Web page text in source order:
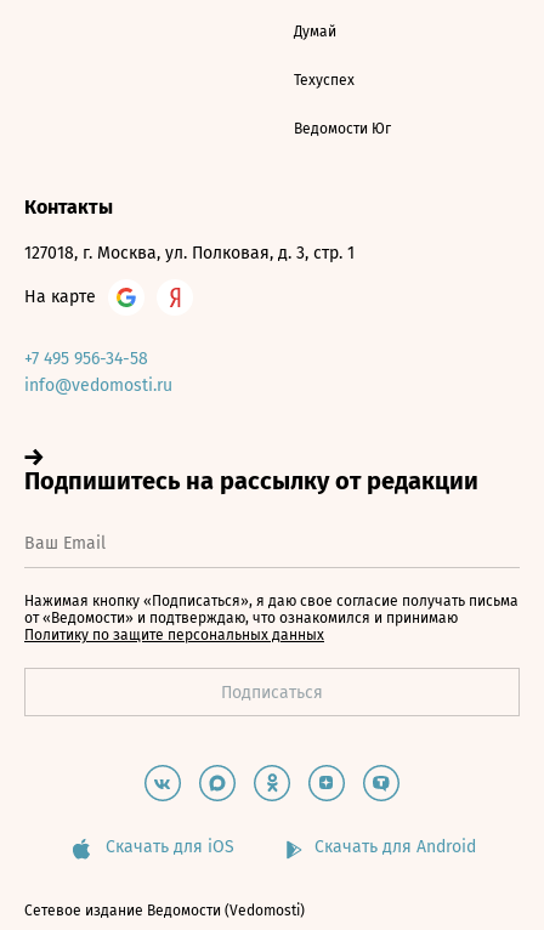
Думай
Техуспех
Ведомости Юг
Контакты
127018, г. Москва, ул. Полковая, д. 3, стр. 1
На карте
+7 495 956-34-58
info@vedomosti.ru
Нажимая кнопку «Подписаться», я даю свое согласие получать письма
от «Ведомости» и подтверждаю, что ознакомился и принимаю
Политику по защите персональных данных
Скачать для iOS Скачать для Android
Сетевое издание Ведомости (Vedomosti)